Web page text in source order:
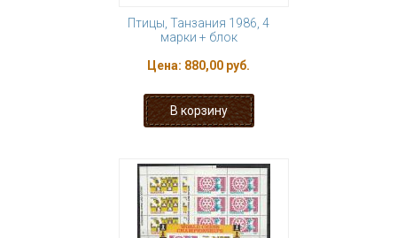
Птицы, Танзания 1986, 4
марки + блок
Цена: 880,00 руб.